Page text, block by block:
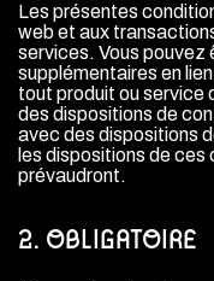
Les présentes
web et aux
services. Vous pouvez
supplémentaires en
tout produit ou service
des dispositions de
avec des dispositions
les dispositions de
prévaudront.
2. OBLIGATOIRE